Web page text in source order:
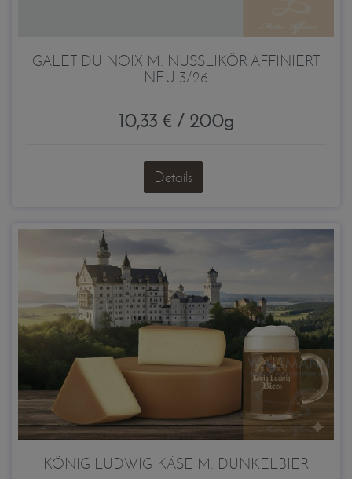
GALET DU NOIX M. NUSSLIKÖR AFFINIERT
NEU 3/26
10,33 € / 200g
Details
KÖNIG LUDWIG-KÄSE M. DUNKELBIER